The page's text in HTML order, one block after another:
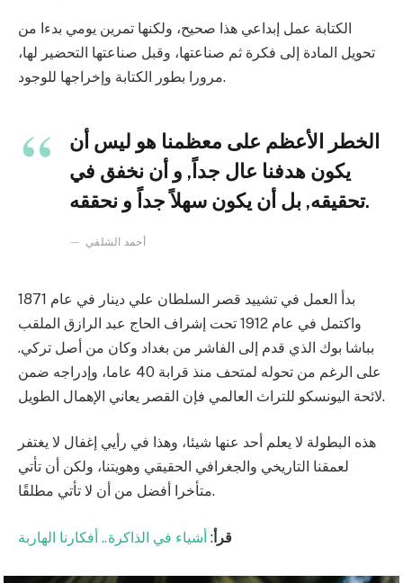
الكتابة عمل إبداعي هذا صحيح، ولكنها تمرين يومي بدءا من
تحويل المادة إلى فكرة ثم صناعتها، وقبل صناعتها التحضير لها،
مرورا بطور الكتابة وإخراجها للوجود.
الخطر الأعظم على معظمنا هو ليس أن
يكون هدفنا عال جداً, و أن نخفق في
تحقيقه, بل أن يكون سهلاً جداً و نحققه.
أحمد الشلفي
بدأ العمل في تشييد قصر السلطان علي دينار في عام 1871
واكتمل في عام 1912 تحت إشراف الحاج عبد الرازق الملقب
بباشا بوك الذي قدم إلى الفاشر من بغداد وكان من أصل تركي.
على الرغم من تحوله لمتحف منذ قرابة 40 عاما، وإدراجه ضمن
لائحة اليونسكو للتراث العالمي فإن القصر يعاني الإهمال الطويل.
هذه البطولة لا يعلم أحد عنها شيئا، وهذا في رأيي إغفال لا يغتفر
لعمقنا التاريخي والجغرافي الحقيقي وهويتنا، ولكن أن تأتي
متأخرا أفضل من أن لا تأتي مطلقًا.
قرأ: أشياء في الذاكرة.. أفكارنا الهاربة